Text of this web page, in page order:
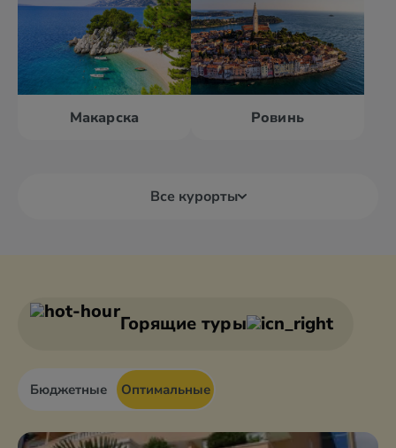
Макарска Ровинь
Все курорты
Биоград Водице
Горящие туры
Бюджетные Оптимальные